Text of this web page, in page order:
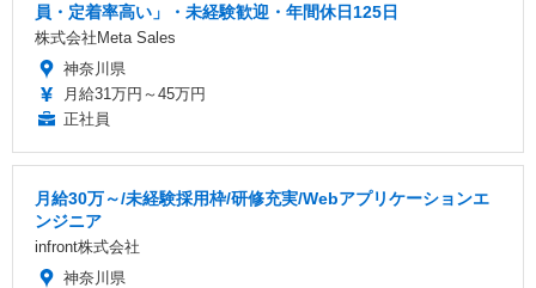
員・定着率高い」・未経験歓迎・年間休日125日
株式会社Meta Sales
神奈川県
月給31万円～45万円
正社員
月給30万～/未経験採用枠/研修充実/Webアプリケーションエ
ンジニア
infront株式会社
神奈川県